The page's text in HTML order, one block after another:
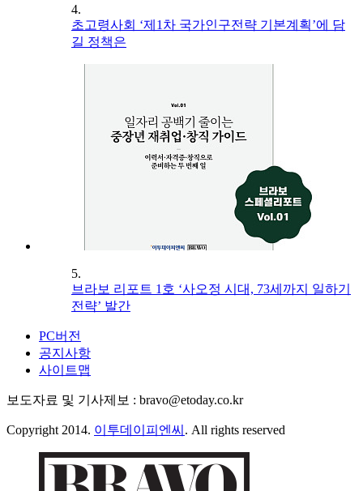
4.
초고령사회 ‘제1차 국가인구전략 기본계획’에 담
길 정책은
5.
브라보 리포트 1호 ‘사오정 시대, 73세까지 일하기
전략’ 발간
PC버전
공지사항
사이트맵
보도자료 및 기사제보 : bravo@etoday.co.kr
Copyright 2014. 이투데이피엔씨 . All rights reserved